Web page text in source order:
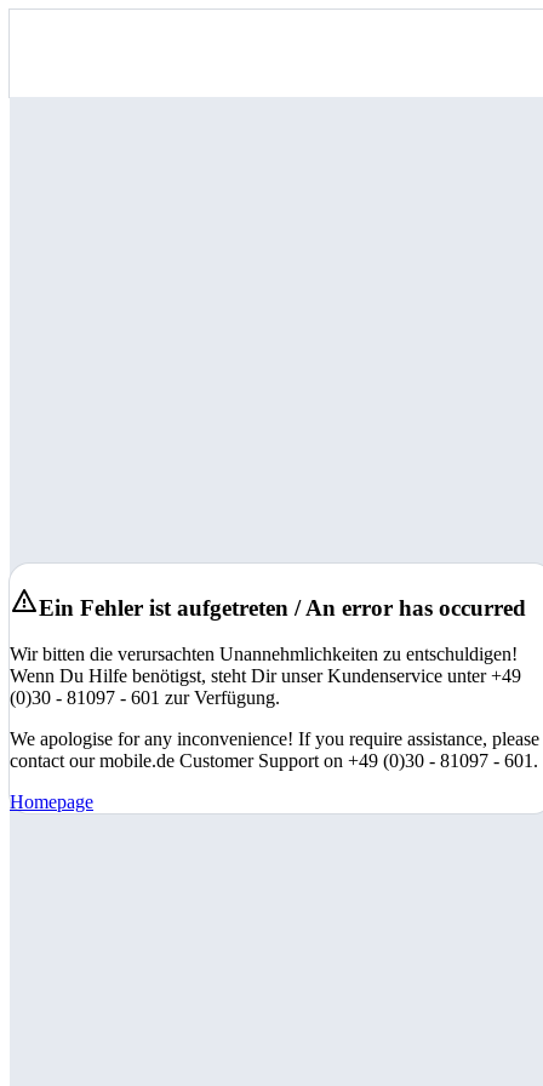
Ein Fehler ist aufgetreten / An error has occurred
Wir bitten die verursachten Unannehmlichkeiten zu entschuldigen!
Wenn Du Hilfe benötigst, steht Dir unser Kundenservice unter +49
(0)30 - 81097 - 601 zur Verfügung.
We apologise for any inconvenience! If you require assistance, please
contact our mobile.de Customer Support on +49 (0)30 - 81097 - 601.
Homepage